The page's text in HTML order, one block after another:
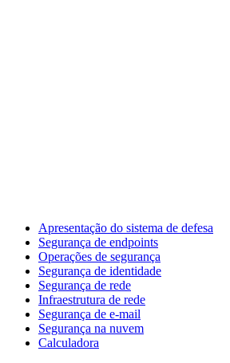
Apresentação do sistema de defesa
Segurança de endpoints
Operações de segurança
Segurança de identidade
Segurança de rede
Infraestrutura de rede
Segurança de e-mail
Segurança na nuvem
Calculadora